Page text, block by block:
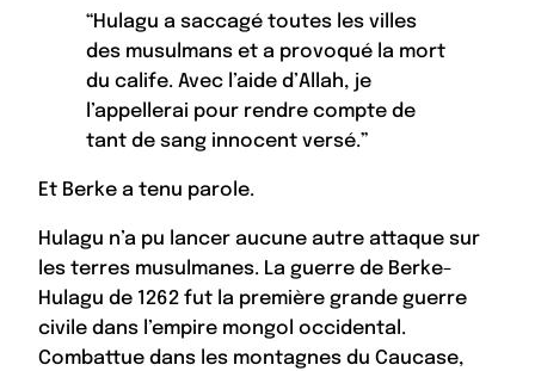
“Hulagu a saccagé toutes les villes
des musulmans et a provoqué la mort
du calife. Avec l’aide d’Allah, je
l’appellerai pour rendre compte de
tant de sang innocent versé.”
Et Berke a tenu parole.
Hulagu n’a pu lancer aucune autre attaque sur
les terres musulmanes. La guerre de Berke-
Hulagu de 1262 fut la première grande guerre
civile dans l’empire mongol occidental.
Combattue dans les montagnes du Caucase,